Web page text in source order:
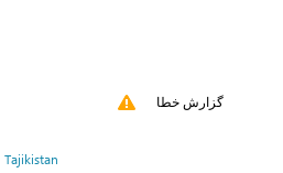
گزارش خطا
Tajikistan